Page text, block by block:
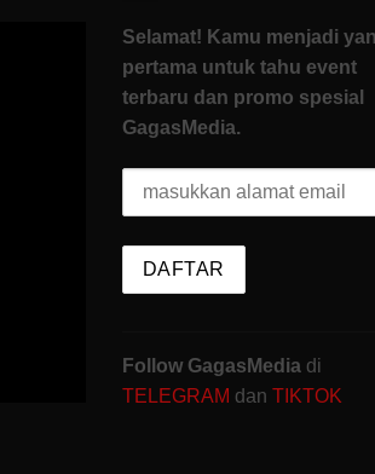
Selamat! Kamu menjadi
pertama untuk tahu event
terbaru dan promo spesial
GagasMedia.
Follow GagasMedia di
TELEGRAM dan TIKTOK